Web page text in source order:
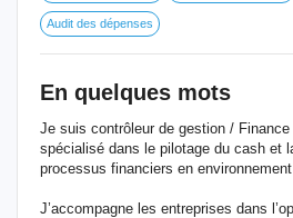
Audit des dépenses
En quelques mots
Je suis contrôleur de gestion /
spécialisé dans le pilotage du cash et
processus financiers en
J’accompagne les entreprises dans